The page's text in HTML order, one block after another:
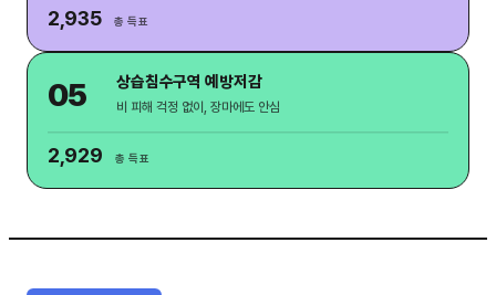
2,935 총 득표
05 상습침수구역 예방저감
비 피해 걱정 없이, 장마에도 안심
2,929 총 득표